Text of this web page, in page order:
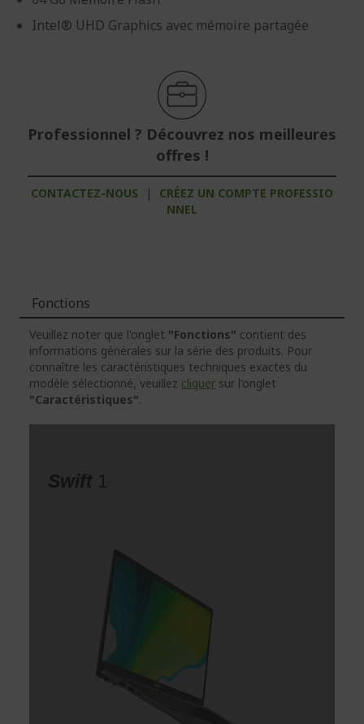
Intel® UHD Graphics avec mémoire partagée
Professionnel ? Découvrez nos meilleures
offres !
CONTACTEZ-NOUS |
CRÉEZ UN COMPTE PROFESSIO
NNEL
Fonctions
Veuillez noter que l'onglet "Fonctions" contient des
informations générales sur la série des produits. Pour
connaître les caractéristiques techniques exactes du
modèle sélectionné, veuillez cliquer sur l'onglet
"Caractéristiques".